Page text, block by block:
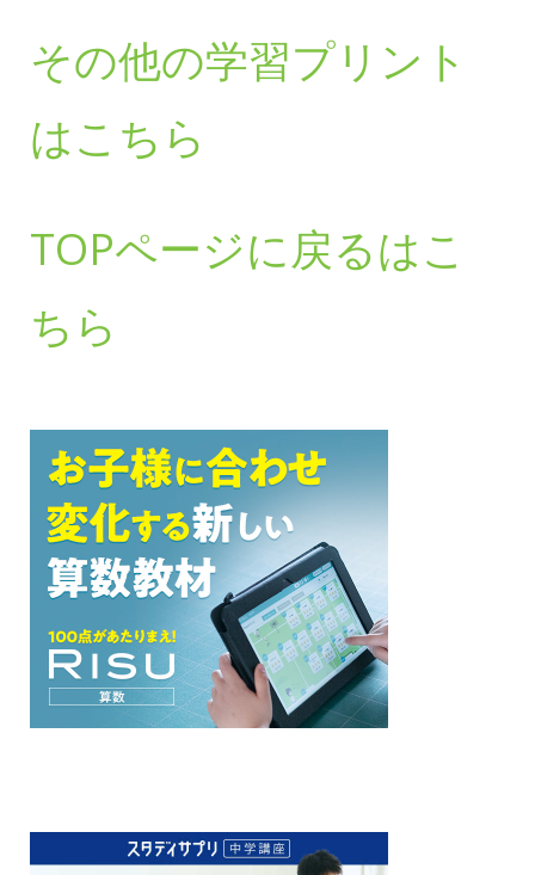
その他の学習プリント
はこちら
TOPページに戻るはこ
ちら